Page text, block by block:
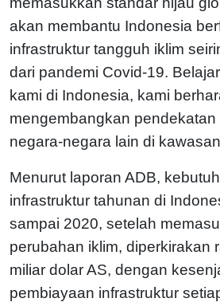
akan membantu Indonesia
infrastruktur tangguh iklim
dari pandemi Covid-19.
kami di Indonesia, kami
mengembangkan pendekatan
negara-negara lain di
Menurut laporan ADB,
infrastruktur tahunan di
sampai 2020, setelah
perubahan iklim, diperkirakan
miliar dolar AS, dengan
pembiayaan infrastruktur